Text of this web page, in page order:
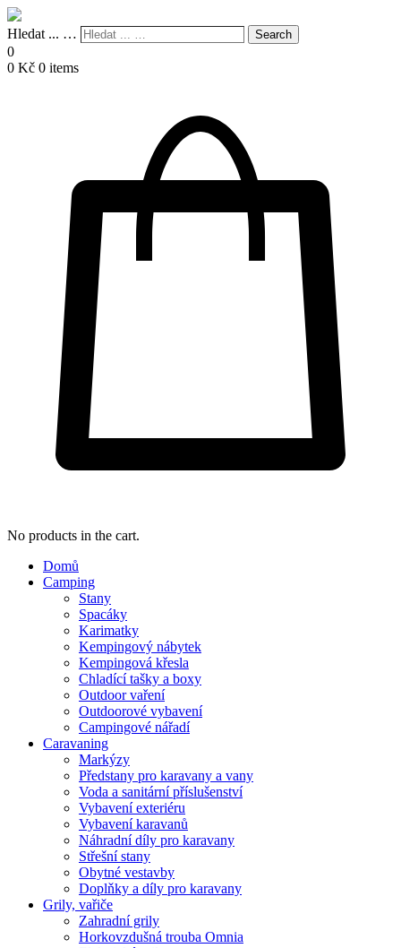
Hledat ... … Search
0
0 Kč 0 items
No products in the cart.
Domů
Camping
Stany
Spacáky
Karimatky
Kempingový nábytek
Kempingová křesla
Chladící tašky a boxy
Outdoor vaření
Outdoorové vybavení
Campingové nářadí
Caravaning
Markýzy
Předstany pro karavany a vany
Voda a sanitární příslušenství
Vybavení exteriéru
Vybavení karavanů
Náhradní díly pro karavany
Střešní stany
Obytné vestavby
Doplňky a díly pro karavany
Grily, vařiče
Zahradní grily
Horkovzdušná trouba Omnia